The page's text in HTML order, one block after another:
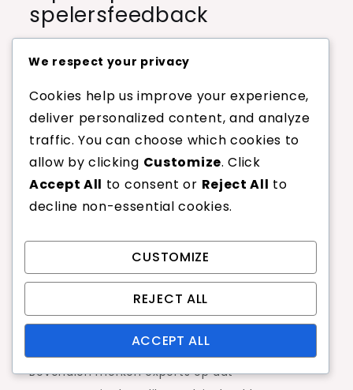
spelersfeedback
benadrukken vaak het belang van persoonlijke
voorkeur bij snaartension. Ze adviseren spelers
om rekening te houden met hun speelstijl en
fysieke conditie bij het selecteren van spanning,
aangezien deze factoren de prestaties
aanzienlijk kunnen beïnvloeden.
experimenteren met verschillende spanningen
om hun optimale instelling te vinden. Ze
gemiddelde spanning en deze aan te passen op
basis van feedback uit hun spelervaring.
Bovendien merken experts op dat
We respect your privacy
Cookies help us improve your experience,
deliver personalized content, and analyze
traffic. You can choose which cookies to
allow by clicking Customize. Click
Accept All to consent or Reject All to
decline non-essential cookies.
CUSTOMIZE
REJECT ALL
ACCEPT ALL